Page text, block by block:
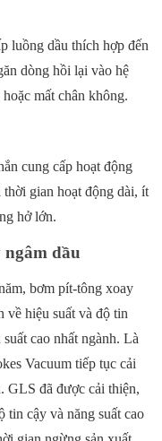
luồng dầu thích hợp đến
dòng hồi lại vào hệ
mất chân không.
cung cấp hoạt động
gian hoạt động dài, ít
hở lớn.
ngâm dầu
bơm pít-tông xoay
về hiệu suất và độ tin
cao nhất ngành. Là
Vacuum tiếp tục cải
GLS đã được cải thiện,
tin cậy và năng suất cao